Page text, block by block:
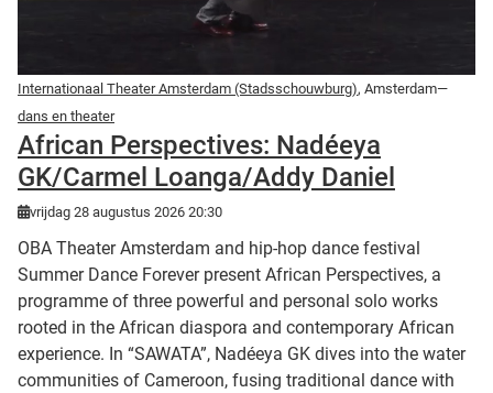
Internationaal Theater Amsterdam (Stadsschouwburg), Amsterdam—
dans en theater
African Perspectives: Nadéeya
GK/Carmel Loanga/Addy Daniel
vrijdag 28 augustus 2026 20:30
OBA Theater Amsterdam and hip-hop dance festival
Summer Dance Forever present African Perspectives, a
programme of three powerful and personal solo works
rooted in the African diaspora and contemporary African
experience. In “SAWATA”, Nadéeya GK dives into the water
communities of Cameroon, fusing traditional dance with